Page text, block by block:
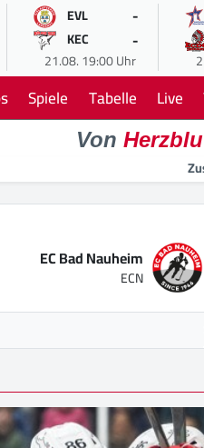
EVL -
KEC -
21.08. 19:00 Uhr
Spiele Tabelle Live
Von
EC Bad Nauheim
ECN